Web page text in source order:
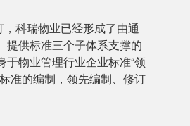
科瑞物业已经形成了由通
提供标准三个子体系支撑的
物业管理行业企业标准“领
准的编制，领先编制、修订